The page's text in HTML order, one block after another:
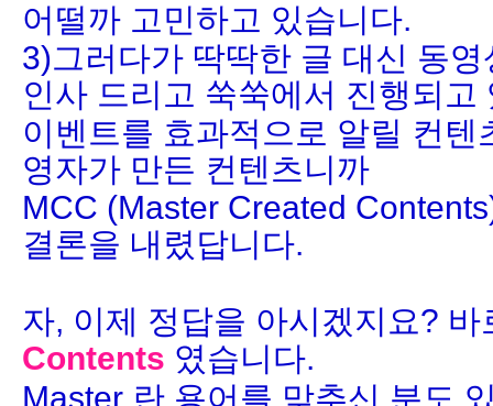
어떨까 고민하고 있습니다.
3)그러다가 딱딱한 글 대신 동
인사 드리고 쑥쑥에서 진행되고
이벤트를 효과적으로 알릴 컨텐
영자가 만든 컨텐츠니까
MCC (Master Created
결론을 내렸답니다.
자, 이제 정답을 아시겠지요?
Contents 였습니다.
Master 란 용어를 맞추신 분도